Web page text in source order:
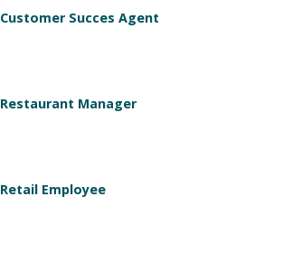
Customer Succes Agent
Restaurant Manager
Retail Employee